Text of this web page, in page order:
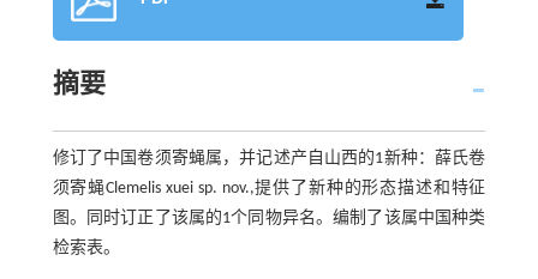
摘要
修订了中国卷须寄蝇属，并记述产自山西的1新种：薛氏卷
须寄蝇Clemelis xuei sp. nov.,提供了新种的形态描述和特征
图。同时订正了该属的1个同物异名。编制了该属中国种类
检索表。